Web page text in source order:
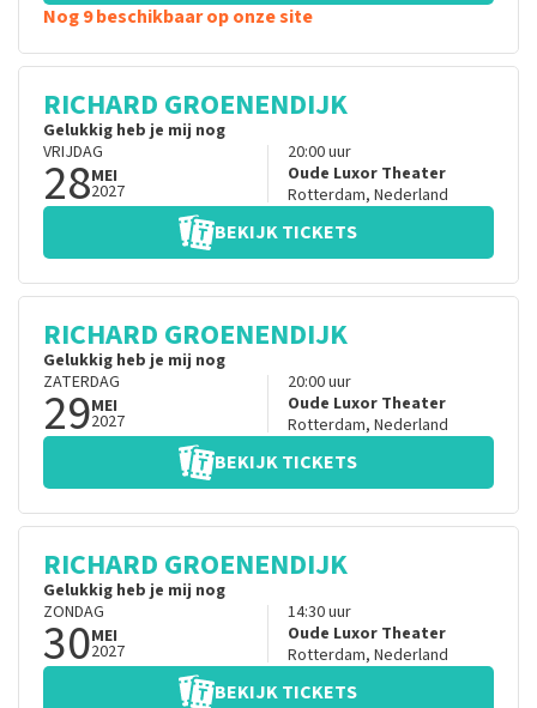
Nog 9 beschikbaar op onze site
RICHARD GROENENDIJK
Gelukkig heb je mij nog
VRIJDAG
28MEI
2027
20:00uur
Oude Luxor Theater
Rotterdam, Nederland
BEKIJK TICKETS
RICHARD GROENENDIJK
Gelukkig heb je mij nog
ZATERDAG
29MEI
2027
20:00uur
Oude Luxor Theater
Rotterdam, Nederland
BEKIJK TICKETS
RICHARD GROENENDIJK
Gelukkig heb je mij nog
ZONDAG
30MEI
2027
14:30uur
Oude Luxor Theater
Rotterdam, Nederland
BEKIJK TICKETS